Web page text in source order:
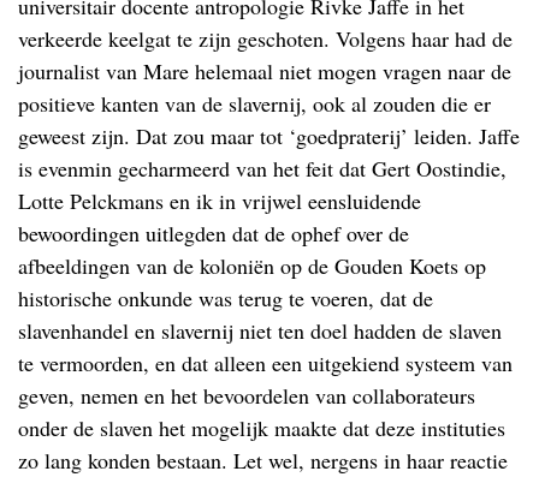
universitair docente antropologie Rivke Jaffe in het
verkeerde keelgat te zijn geschoten. Volgens haar had de
journalist van Mare helemaal niet mogen vragen naar de
positieve kanten van de slavernij, ook al zouden die er
geweest zijn. Dat zou maar tot ‘goedpraterij’ leiden. Jaffe
is evenmin gecharmeerd van het feit dat Gert Oostindie,
Lotte Pelckmans en ik in vrijwel eensluidende
bewoordingen uitlegden dat de ophef over de
afbeeldingen van de koloniën op de Gouden Koets op
historische onkunde was terug te voeren, dat de
slavenhandel en slavernij niet ten doel hadden de slaven
te vermoorden, en dat alleen een uitgekiend systeem van
geven, nemen en het bevoordelen van collaborateurs
onder de slaven het mogelijk maakte dat deze instituties
zo lang konden bestaan. Let wel, nergens in haar reactie